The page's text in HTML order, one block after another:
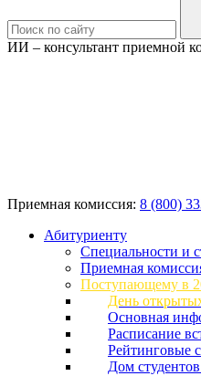
ИИ – консультант приемной
Приемная комиссия: 8 (800)
Абитуриенту
Специальности и
Приемная
Поступающему в
День
Основная
Расписание
Рейтинговые
Дом